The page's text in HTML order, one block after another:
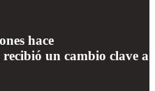
hace
un cambio clave a